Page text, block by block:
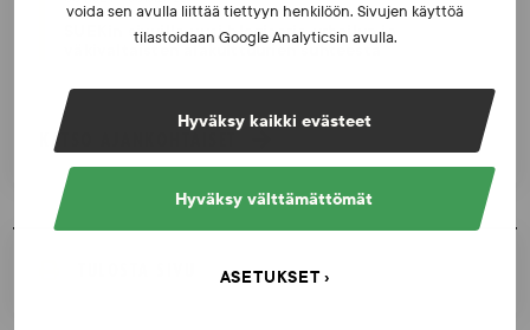
voida sen avulla liittää tiettyyn henkilöön. Sivujen käyttöä
tilastoidaan Google Analyticsin avulla.
Hyväksy kaikki evästeet
Hyväksy välttämättömät
ASETUKSET
SUEKin sivuilla uusi blogisarja urheilun ja
väkivaltaisten alakulttuurien suhteesta
KATSO AJANKOHTAISET